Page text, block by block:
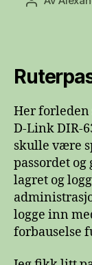
Her forleden
D-Link DIR-
skulle være
passordet
lagret og
logge inn
forbauselse